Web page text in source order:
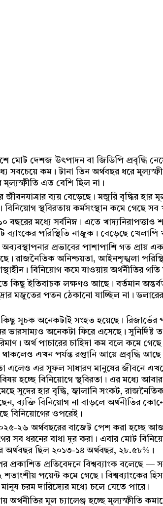
মোট দেশজ উৎপাদন বা জিডিপি প্রবৃদ্ধি
সবচেয়ে কম। টানা তিন অর্থবছর ধরে
এত বেশি ছিল না।
জীবনযাত্রার ব্যয় বেড়েছে। মজুরি বৃদ্ধির
স্থবিরতায় কর্মসংস্থান কমে গেছে সব
মধ্যে সর্বনিম্ন। এতে
পরিস্থিতি নাজুক। বেড়েছে খেলাপি
প্রভাবের পাশাপাশি গত প্রায়
রাজনৈতিক অনিশ্চয়তা, আইনশৃঙ্খলা
বিনিয়োগ কমে যাওয়ায় অর্থনীতির গতি
কিছু ইতিবাচক লক্ষণও আছে। বর্তমান
মজুতের পতন ঠেকানো যাচ্ছিল না।
কিছু সূচক অনেকটাই সংহত হয়েছে।
ভারসাম্যও অনেকটা ফিরে এসেছে। সুনির্দিষ্ট
অর্থ পাচারের চাহিদা কম বলে কমে
থাকলেও এখন পর্যন্ত রপ্তানি আয়ে প্রবৃদ্ধি
এলেও এর সুফল সাধারণ মানুষের জীবনে
হচ্ছে বিনিয়োগে স্থবিরতা। এর মধ্যে
সুদের হার বৃদ্ধি, জ্বালানি সংকট,
ব্যক্তি বিনিয়োগ না বাড়লে অর্থনীতির
বিনিয়োগের ওপরেই।
২৬ অর্থবছরের বাজেট পেশ করা হচ্ছে আজ
সব ধরনের বাধা দূর করা। এবার মোট
ছিল ২০১৩-১৪ অর্থবছর, ২৮.৫৮%।
প্রকাশিত প্রতিবেদনে বিশ্বব্যাংক বলেছে —
শতাংশীয় পয়েন্ট কমে গেছে। বিশ্বব্যাংকের
চরম দারিদ্র্যের মধ্যে চলে যেতে পারে।
অর্থনীতির মূল চ্যালেঞ্জ হচ্ছে মূল্যস্ফীতি